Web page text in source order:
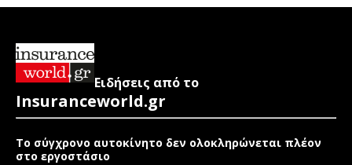
Ειδήσεις από το
Insuranceworld.gr
Το σύγχρονο αυτοκίνητο δεν ολοκληρώνεται πλέον
στο εργοστάσιο